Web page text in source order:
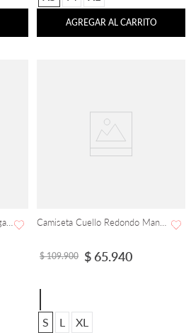
AGREGAR AL CARRITO
$ 109.900 $ 65.940
S L XL